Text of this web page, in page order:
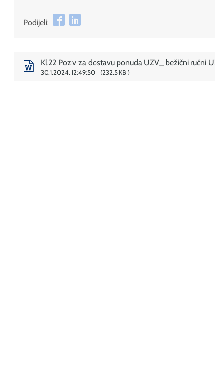
Podijeli:
Kl.22 Poziv za dostavu ponuda UZV_ bežični ručni
30.1.2024. 12:49:50 232,5 KB